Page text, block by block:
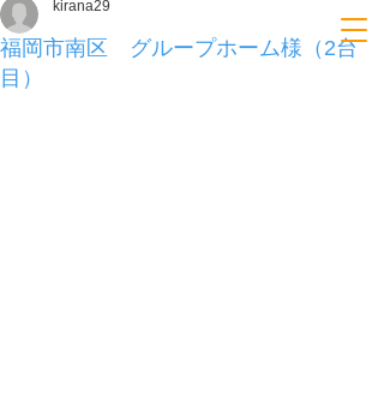
福岡市南区 グループホーム様（2台
目）
kirana29